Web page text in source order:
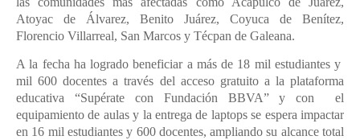
Atoyac de Álvarez, Benito Juárez, Coyuca de Benítez,
Florencio Villarreal, San Marcos y Técpan de Galeana.
A la fecha ha logrado beneficiar a más de 18 mil estudiantes y
mil 600 docentes a través del acceso gratuito a la plataforma
educativa “Supérate con Fundación BBVA” y con el
equipamiento de aulas y la entrega de laptops se espera impactar
en 16 mil estudiantes y 600 docentes, ampliando su alcance total